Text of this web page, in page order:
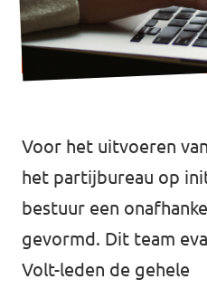
Contact
Sprekersaanvraag
Volt There -
Voor het uitvoeren
het partijbureau op
bestuur een
gevormd. Dit team
Volt-leden de gehele